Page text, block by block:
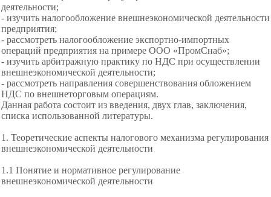
деятельности;
- изучить налогообложение внешнеэкономической деятельности
предприятия;
- рассмотреть налогообложение экспортно-импортных
операций предприятия на примере ООО «ПромСнаб»;
- изучить арбитражную практику по НДС при осуществлении
внешнеэкономической деятельности;
- рассмотреть направления совершенствования обложением
НДС по внешнеторговым операциям.
Данная работа состоит из введения, двух глав, заключения,
списка использованной литературы.
1. Теоретические аспекты налогового механизма регулирования
внешнеэкономической деятельности
1.1 Понятие и нормативное регулирование
внешнеэкономической деятельности